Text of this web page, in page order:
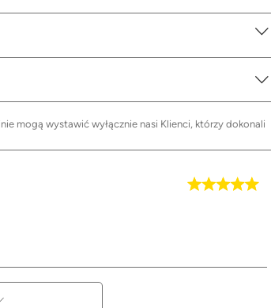
mogą wystawić wyłącznie nasi Klienci, którzy dokonali